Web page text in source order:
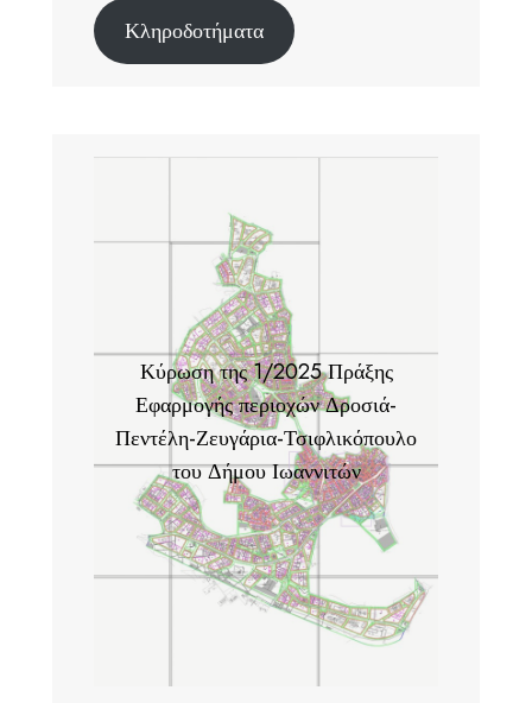
Κληροδοτήματα
Κύρωση της 1/2025 Πράξης
Εφαρμογής περιοχών Δροσιά-
Πεντέλη-Ζευγάρια-Τσιφλικόπουλο
του Δήμου Ιωαννιτών